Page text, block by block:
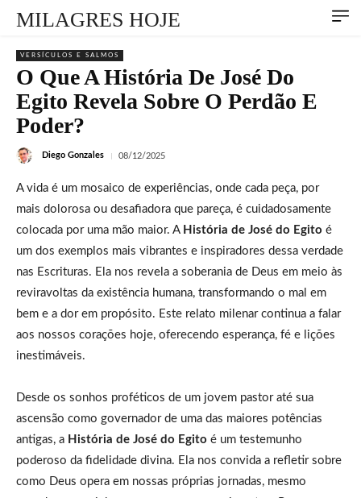
MILAGRES HOJE
VERSÍCULOS E SALMOS
O Que A História De José Do
Egito Revela Sobre O Perdão E
Poder?
Diego Gonzales 08/12/2025
A vida é um mosaico de experiências, onde cada peça, por
mais dolorosa ou desafiadora que pareça, é cuidadosamente
colocada por uma mão maior. A História de José do Egito é
um dos exemplos mais vibrantes e inspiradores dessa verdade
nas Escrituras. Ela nos revela a soberania de Deus em meio às
reviravoltas da existência humana, transformando o mal em
bem e a dor em propósito. Este relato milenar continua a falar
aos nossos corações hoje, oferecendo esperança, fé e lições
inestimáveis.
Desde os sonhos proféticos de um jovem pastor até sua
ascensão como governador de uma das maiores potências
antigas, a História de José do Egito é um testemunho
poderoso da fidelidade divina. Ela nos convida a refletir sobre
como Deus opera em nossas próprias jornadas, mesmo